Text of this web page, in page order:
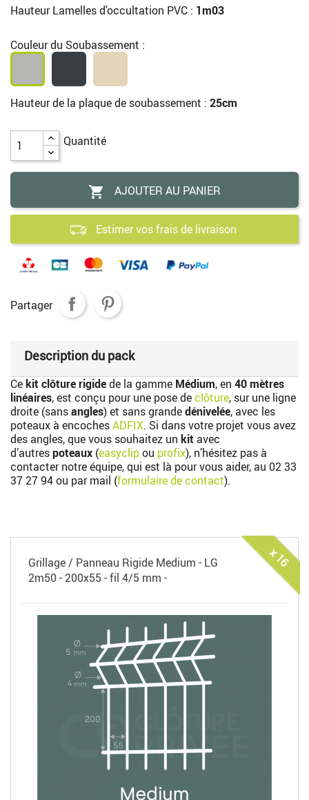
Hauteur Lamelles d'occultation PVC : 1m03
Couleur du Soubassement :
Hauteur de la plaque de soubassement : 25cm
Quantité
 AJOUTER AU PANIER
Estimer vos frais de livraison
Partager
Description du pack
Cekit clôture rigidede la gamme Médium, en 40 mètres
linéaires, est conçu pour une pose declôture, sur une ligne
droite (sansangles) et sans grandedénivelée, avec les
poteaux à encochesADFIX. Si dans votre projet vous avez
des angles, que vous souhaitez un kit avec
d’autrespoteaux (easyclipou profix), n’hésitez pas à
contacter notre équipe, qui est là pour vous aider, au 02 33
37 27 94ou par mail (formulaire de contact).
x 16
Grillage / Panneau Rigide Medium - LG
2m50 - 200x55 - fil 4/5 mm -